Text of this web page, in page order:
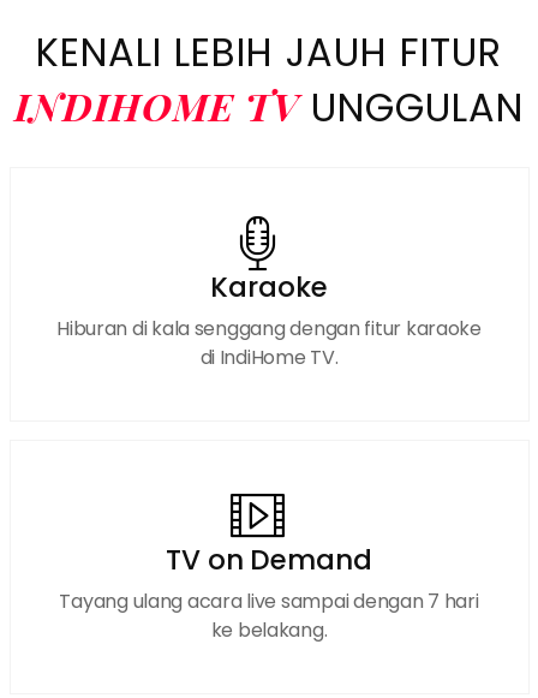
KENALI LEBIH JAUH FITUR
INDIHOME TVUNGGULAN
Karaoke
Hiburan di kala senggang dengan fitur karaoke
di IndiHome TV.
TV on Demand
Tayang ulang acara live sampai dengan 7 hari
ke belakang.